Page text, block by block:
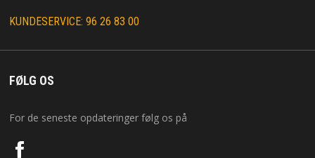
KUNDESERVICE: 96 26 83 00
FØLG OS
For de seneste opdateringer følg os på